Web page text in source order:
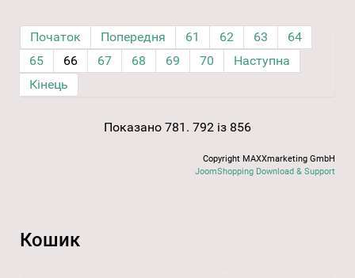
Початок Попередня 61 62 63
64
65
66 67 68 69 70
Наступна
Кінець
Показано 781. 792 із 856
Copyright MAXXmarketing GmbH
JoomShopping Download & Support
Кошик